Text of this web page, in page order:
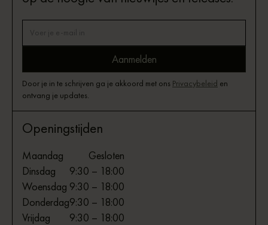
Door je in te schrijven ga je akkoord met ons Privacybeleid en
ontvang je updates.
Openingstijden
Maandag
Gesloten
Dinsdag
9:30 – 18:00
Woensdag 9:30 – 18:00
Donderdag9:30 – 18:00
Vrijdag
9:30 – 18:00